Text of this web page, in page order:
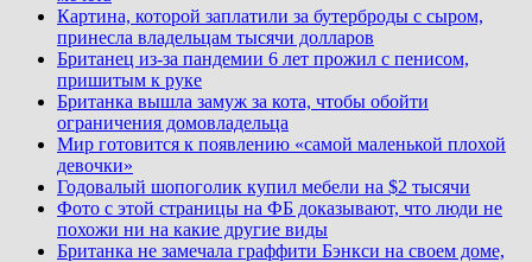
Картина, которой заплатили за бутерброды с сыром,
принесла владельцам тысячи долларов
Британец из-за пандемии 6 лет прожил с пенисом,
пришитым к руке
Британка вышла замуж за кота, чтобы обойти
ограничения домовладельца
Мир готовится к появлению «самой маленькой плохой
девочки»
Годовалый шопоголик купил мебели на $2 тысячи
Фото с этой страницы на ФБ доказывают, что люди не
похожи ни на какие другие виды
Британка не замечала граффити Бэнкси на своем доме,